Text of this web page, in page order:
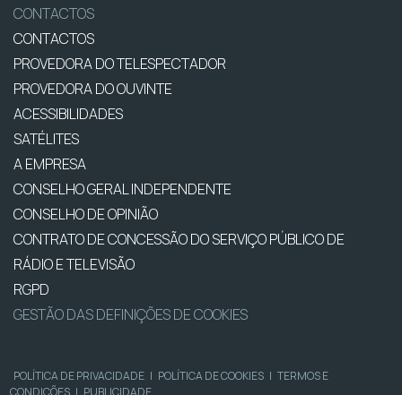
CONTACTOS
CONTACTOS
PROVEDORA DO TELESPECTADOR
PROVEDORA DO OUVINTE
ACESSIBILIDADES
SATÉLITES
A EMPRESA
CONSELHO GERAL INDEPENDENTE
CONSELHO DE OPINIÃO
CONTRATO DE CONCESSÃO DO SERVIÇO PÚBLICO DE
RÁDIO E TELEVISÃO
RGPD
GESTÃO DAS DEFINIÇÕES DE COOKIES
POLÍTICA DE PRIVACIDADE | POLÍTICA DE COOKIES | TERMOS E